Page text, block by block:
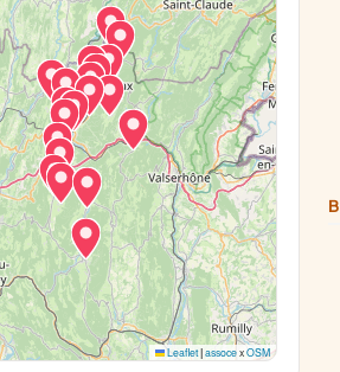
Leaflet| assocexOSM